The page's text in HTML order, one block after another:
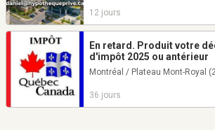
12 jours
En retard. Produit votre
d'impôt 2025 ou antérieur
Montréal / Plateau Mont-Royal
36 jours